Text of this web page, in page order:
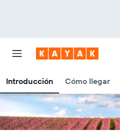
Introducción Cómo llegar